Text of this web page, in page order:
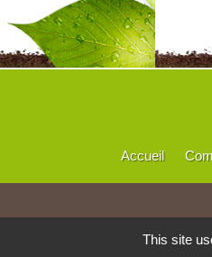
Accueil
This site